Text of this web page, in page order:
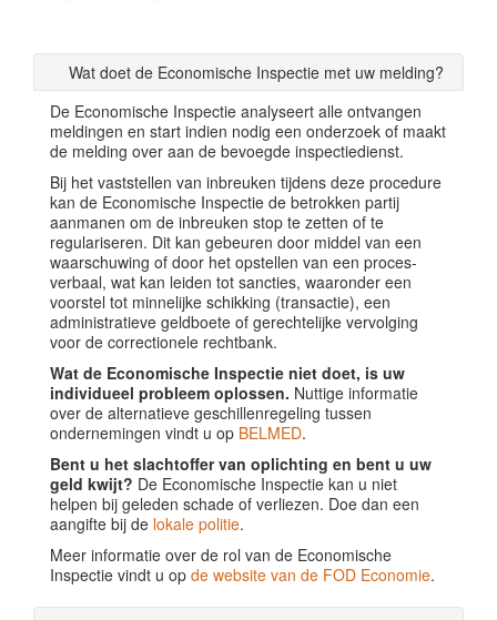
Wat doet de Economische Inspectie met uw melding?
De Economische Inspectie analyseert alle ontvangen
meldingen en start indien nodig een onderzoek of maakt
de melding over aan de bevoegde inspectiedienst.
Bij het vaststellen van inbreuken tijdens deze procedure
kan de Economische Inspectie de betrokken partij
aanmanen om de inbreuken stop te zetten of te
regulariseren. Dit kan gebeuren door middel van een
waarschuwing of door het opstellen van een proces-
verbaal, wat kan leiden tot sancties, waaronder een
voorstel tot minnelijke schikking (transactie), een
administratieve geldboete of gerechtelijke vervolging
voor de correctionele rechtbank.
Wat de Economische Inspectie niet doet, is uw
individueel probleem oplossen. Nuttige informatie
over de alternatieve geschillenregeling tussen
ondernemingen vindt u op BELMED.
Bent u het slachtoffer van oplichting en bent u uw
geld kwijt? De Economische Inspectie kan u niet
helpen bij geleden schade of verliezen. Doe dan een
aangifte bij de lokale politie.
Meer informatie over de rol van de Economische
Inspectie vindt u op de website van de FOD Economie.